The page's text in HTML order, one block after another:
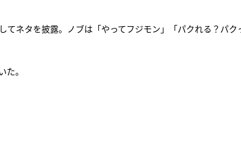
ネタを披露。ノブは「やってフジモン」「パクれる？パク
。